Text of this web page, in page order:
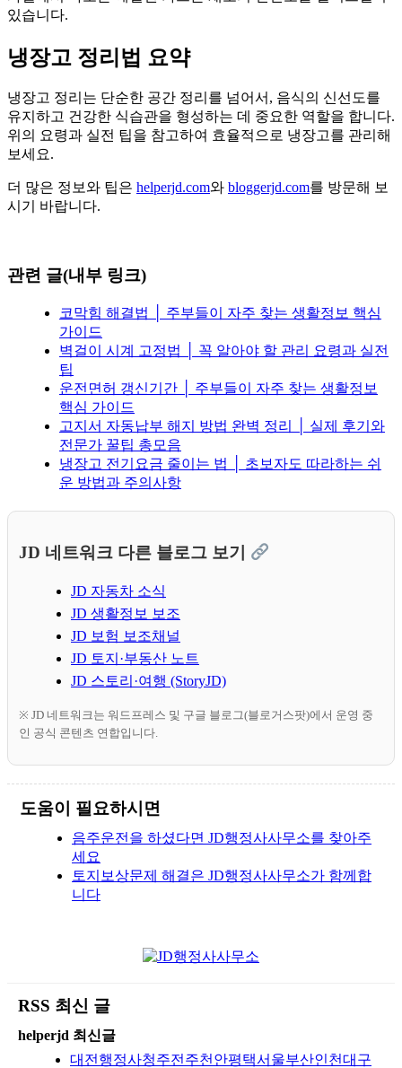
있습니다.
냉장고 정리법 요약
냉장고 정리는 단순한 공간 정리를 넘어서, 음식의 신선도를
유지하고 건강한 식습관을 형성하는 데 중요한 역할을 합니다.
위의 요령과 실전 팁을 참고하여 효율적으로 냉장고를 관리해
보세요.
더 많은 정보와 팁은 helperjd.com와 bloggerjd.com를 방문해 보
시기 바랍니다.
관련 글(내부 링크)
코막힘 해결법 │ 주부들이 자주 찾는 생활정보 핵심
가이드
벽걸이 시계 고정법 │ 꼭 알아야 할 관리 요령과 실전
팁
운전면허 갱신기간 │ 주부들이 자주 찾는 생활정보
핵심 가이드
고지서 자동납부 해지 방법 완벽 정리 │ 실제 후기와
전문가 꿀팁 총모음
냉장고 전기요금 줄이는 법 │ 초보자도 따라하는 쉬
운 방법과 주의사항
JD 네트워크 다른 블로그 보기
JD 자동차 소식
JD 생활정보 보조
JD 보험 보조채널
JD 토지·부동산 노트
JD 스토리·여행 (StoryJD)
※ JD 네트워크는 워드프레스 및 구글 블로그(블로거스팟)에서 운영 중
인 공식 콘텐츠 연합입니다.
도움이 필요하시면
음주운전을 하셨다면 JD행정사사무소를 찾아주
세요
토지보상문제 해결은 JD행정사사무소가 함께합
니다
RSS 최신 글
helperjd 최신글
대전행정사청주전주천안평택서울부산인천대구